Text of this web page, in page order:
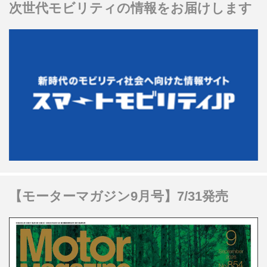
次世代モビリティの情報をお届けします
【モーターマガジン9月号】7/31発売